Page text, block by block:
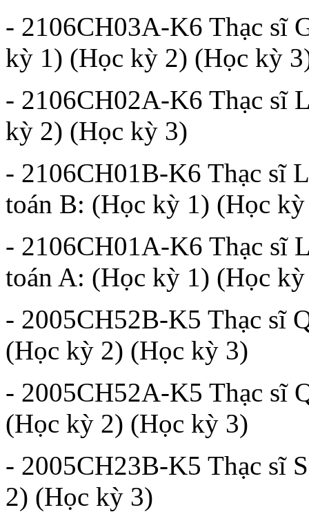
- 2106CH03A-K6 Thạc sĩ
kỳ 1) (Học kỳ 2) (Học kỳ
- 2106CH02A-K6 Thạc sĩ
kỳ 2) (Học kỳ 3)
- 2106CH01B-K6 Thạc sĩ
toán B: (Học kỳ 1) (Học
- 2106CH01A-K6 Thạc sĩ
toán A: (Học kỳ 1) (Học
- 2005CH52B-K5 Thạc sĩ
(Học kỳ 2) (Học kỳ 3)
- 2005CH52A-K5 Thạc sĩ
(Học kỳ 2) (Học kỳ 3)
- 2005CH23B-K5 Thạc sĩ
2) (Học kỳ 3)